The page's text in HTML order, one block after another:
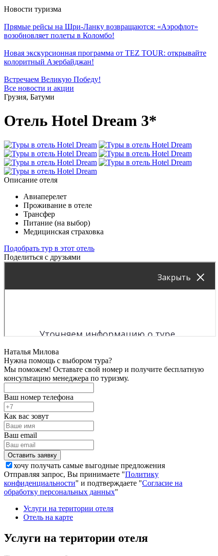
Новости туризма
Прямые рейсы на Шри-Ланку возвращаются: «Аэрофлот»
возобновляет полеты в Коломбо!
Новая экскурсионная программа от TEZ TOUR: открывайте
колоритный Азербайджан!
Встречаем Великую Победу!
Все новости и акции
Грузия, Батуми
Отель Hotel Dream 3*
Описание отеля
Авиаперелет
Проживание в отеле
Трансфер
Питание (на выбор)
Медицинская страховка
Подобрать тур в этот отель
Поделиться с друзьями
Наталья Милова
Нужна помощь с выбором тура?
Мы поможем! Оставьте свой номер и получите бесплатную
консультацию менеджера по туризму.
Ваш номер телефона
Как вас зовут
Ваш email
хочу получать самые выгодные предложения
Отправляя запрос, Вы принимаете "Политику
конфиденциальности" и подтверждаете "Согласие на
обработку персональных данных"
Услуги на територии отеля
Отель на карте
Услуги на територии отеля